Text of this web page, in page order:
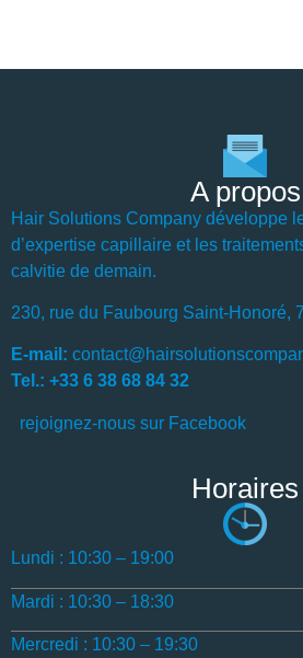
A propos
Hair Solutions Company développe
d’expertise capillaire et les
calvitie de demain.
230, rue du Faubourg Saint-Honoré,
E-mail:
Tel.: +33 6 38 68 84 32
rejoignez-nous sur Facebook
Horaires
Lundi : 10:30 – 19:00
Mardi : 10:30 – 18:30
Mercredi : 10:30 – 19:30